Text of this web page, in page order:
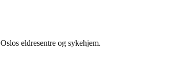
eldresentre og sykehjem.